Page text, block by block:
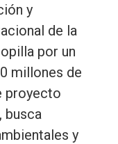
y
de la
por un
millones de
proyecto
busca
y